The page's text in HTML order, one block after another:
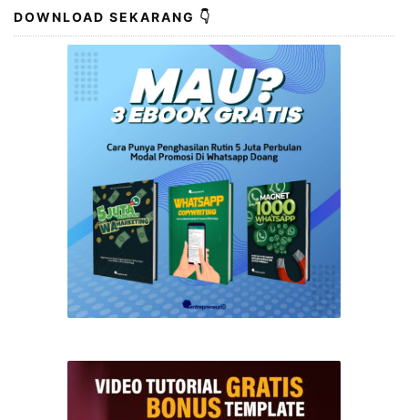
DOWNLOAD SEKARANG 👇